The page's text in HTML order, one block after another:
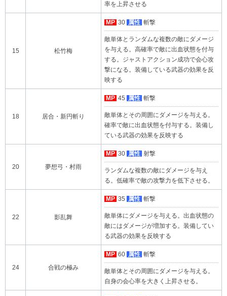
率を上昇させる
15 松竹梅
MP 30 属性 斬撃
敵単体とランダムな複数の敵にダメージ
を与える。高確率で敵に出血状態を付与
する。ジャストアクション成功で会心攻
撃になる。装備している武器の効果を反
映する
18 居合・新円斬り
MP 45 属性 斬撃
敵単体とその周囲にダメージを与える。
確率で敵に出血状態を付与する。装備し
ている武器の効果を反映する
20 夢想弓・村雨
MP 30 属性 射撃
ランダムな複数の敵にダメージを与え
る。低確率で敵の攻撃力を低下させる。
22 影乱舞
MP 35 属性 斬撃
敵単体にダメージを与える。出血状態の
敵にはダメージが増加する。装備してい
る武器の効果を反映する
24 合戦の極み
MP 60 属性 斬撃
敵単体とその周囲にダメージを与える。
自身の会心率を大きく上昇させる。